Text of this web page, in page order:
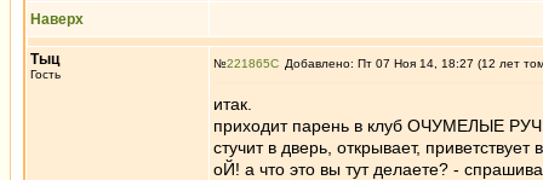
Наверх
Тыц
Гость
№221865 Добавлено: Пт 07 Ноя 14, 18:27 (12 лет
итак.
приходит парень в клуб ОЧУМЕЛЫЕ
стучит в дверь, открывает, приветствует
оЙ! а что это вы тут делаете? -